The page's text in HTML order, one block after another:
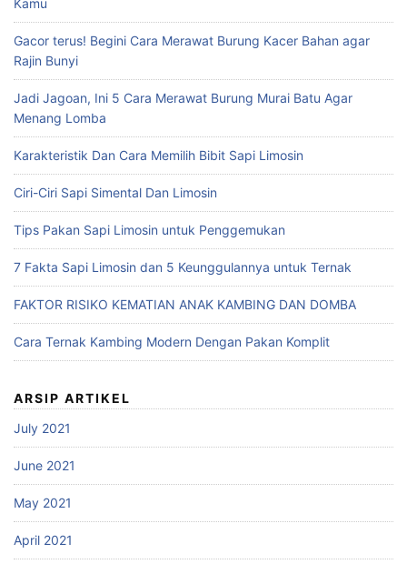
Gacor terus! Begini Cara Merawat Burung Kacer Bahan agar
Rajin Bunyi
Jadi Jagoan, Ini 5 Cara Merawat Burung Murai Batu Agar
Menang Lomba
Karakteristik Dan Cara Memilih Bibit Sapi Limosin
Ciri-Ciri Sapi Simental Dan Limosin
Tips Pakan Sapi Limosin untuk Penggemukan
7 Fakta Sapi Limosin dan 5 Keunggulannya untuk Ternak
FAKTOR RISIKO KEMATIAN ANAK KAMBING DAN DOMBA
Cara Ternak Kambing Modern Dengan Pakan Komplit
ARSIP ARTIKEL
July 2021
June 2021
May 2021
April 2021